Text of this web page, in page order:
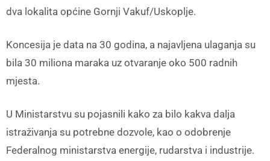
dva lokalita općine Gornji Vakuf/Uskoplje.
Koncesija je data na 30 godina, a najavljena ulaganja su
bila 30 miliona maraka uz otvaranje oko 500 radnih
mjesta.
U Ministarstvu su pojasnili kako za bilo kakva dalja
istraživanja su potrebne dozvole, kao o odobrenje
Federalnog ministarstva energije, rudarstva i industrije.